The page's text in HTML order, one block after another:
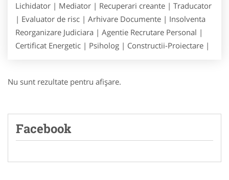
Lichidator | Mediator | Recuperari creante | Traducator
| Evaluator de risc | Arhivare Documente | Insolventa
Reorganizare Judiciara | Agentie Recrutare Personal |
Certificat Energetic | Psiholog | Constructii-Proiectare |
Nu sunt rezultate pentru afişare.
Facebook